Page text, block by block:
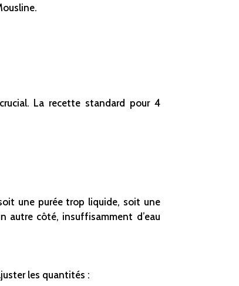
La recette standard pour 4
une purée trop liquide, soit une
autre côté, insuffisamment d’eau
les quantités :